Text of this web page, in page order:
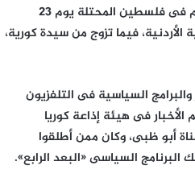
وولد جمال ريان بمدينة طولكرم فى فلسطين المحتلة يوم 23
الأردنية، فيما تزوج من سيدة كورية،
السياسية فى التلفزيون
بقسم الأخبار فى هيئة إذاعة كوريا
واشتغل بقناة أبو ظبى، وكان ممن أطلقوا
البرنامج السياسى «البعد الرابع».